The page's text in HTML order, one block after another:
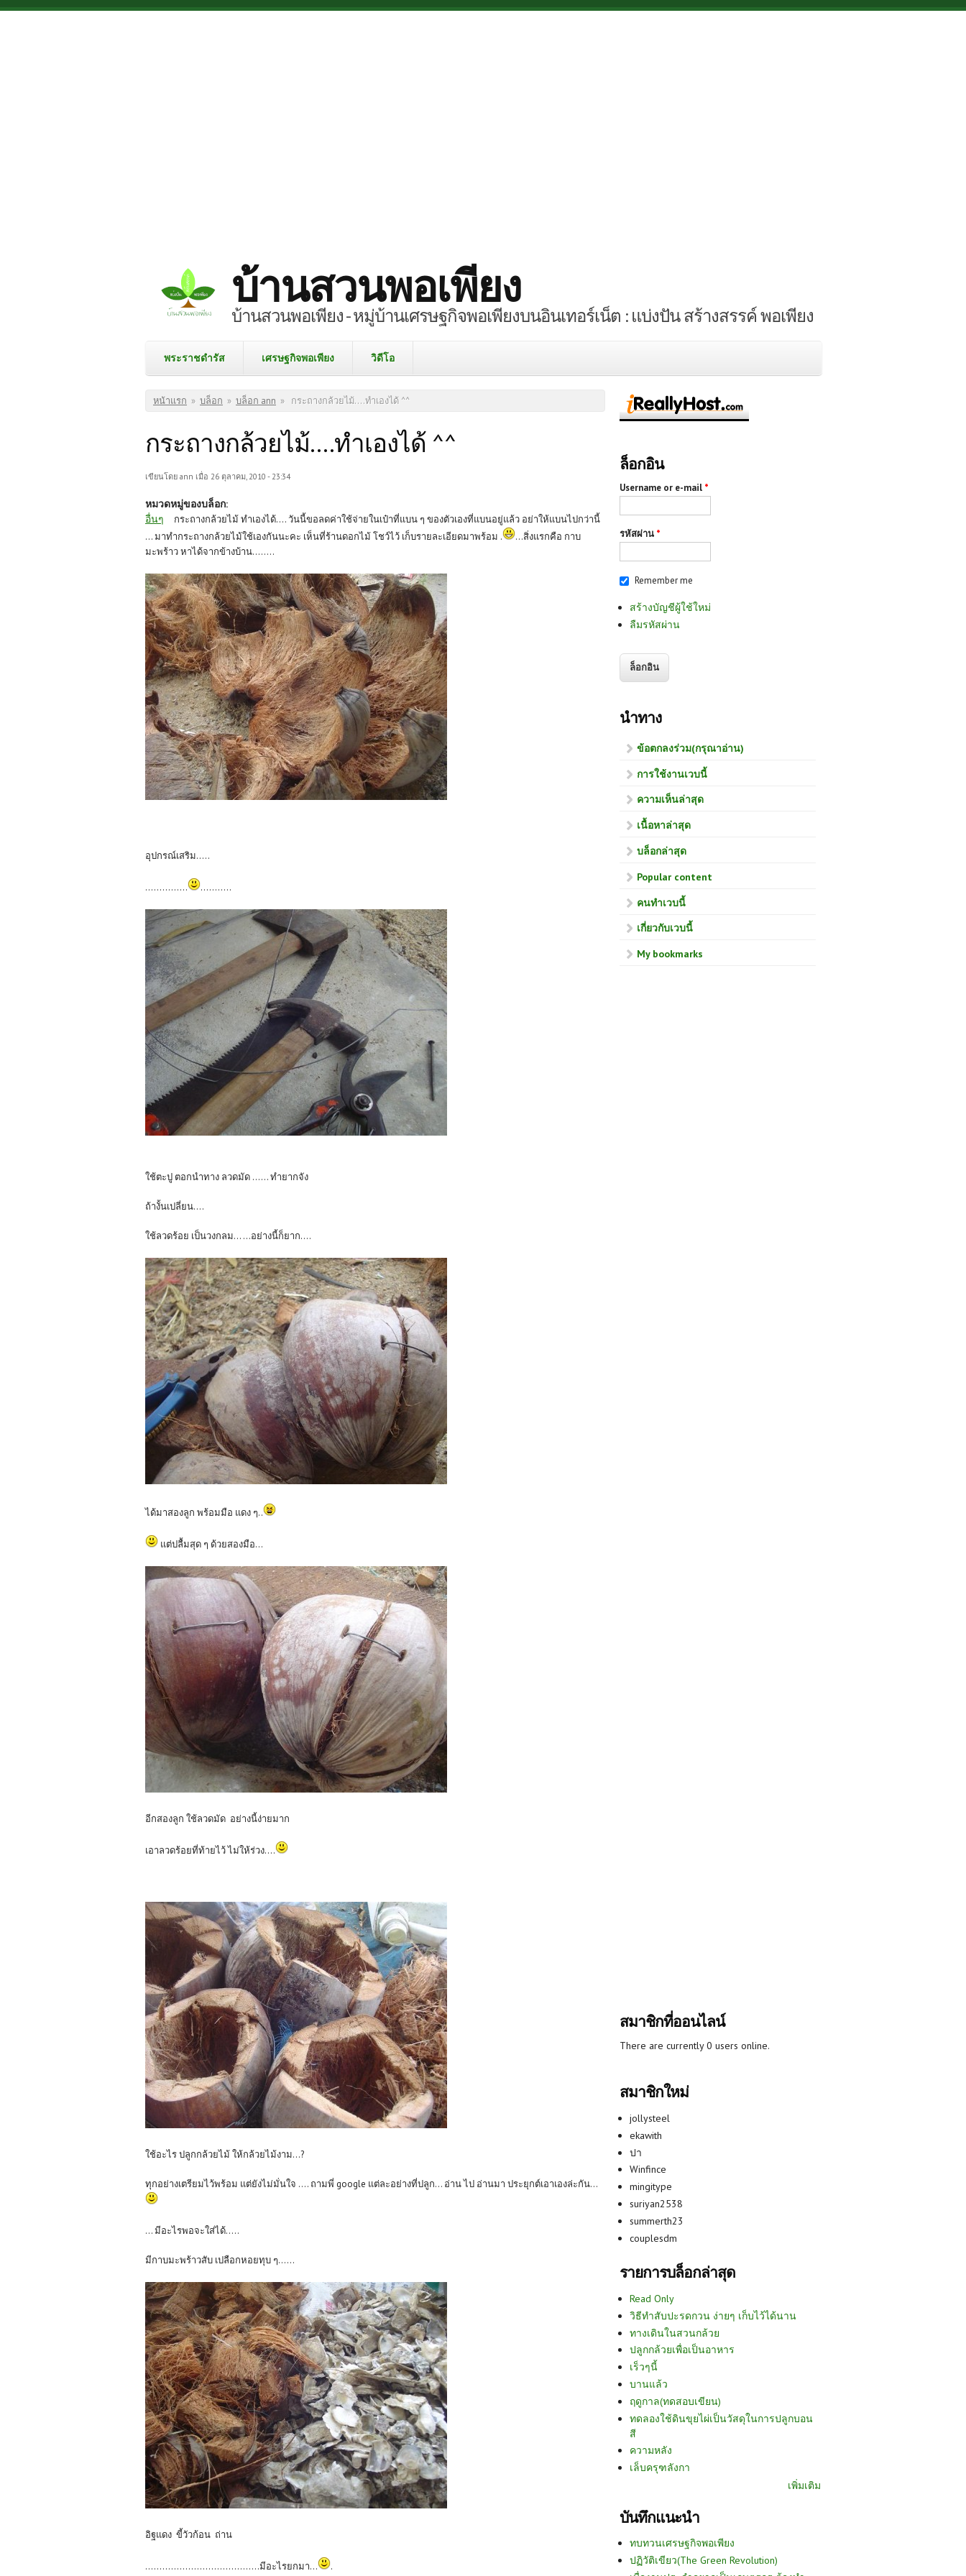
Skip to main content
บ้านสวนพอเพียง
บ้านสวนพอเพียง - หมู่บ้านเศรษฐกิจพอเพียงบนอินเทอร์เน็ต : แบ่งปัน สร้างสรรค์ พอเพียง
พระราชดำรัส เศรษฐกิจพอเพียง วิดีโอ
คุณอยู่ที่นี่
หน้าแรก » บล็อก » บล็อก ann » กระถางกล้วยไม้....ทำเองได้ ^^
กระถางกล้วยไม้....ทำเองได้ ^^
เขียนโดย ann เมื่อ 26 ตุลาคม, 2010 - 23:34
หมวดหมู่ของบล็อก:
อื่นๆ
กระถางกล้วยไม้ ทำเองได้.... วันนี้ขอลดค่าใช้จ่ายในเป๋าที่แบน ๆ ของตัวเองที่แบนอยู่แล้ว อย่าให้แบนไปกว่านี้
... มาทำกระถางกล้วยไม้ใช้เองกันนะคะ เห็นที่ร้านดอกไม้ โชว์ไว้ เก็บรายละเอียดมาพร้อม .
...สิ่งแรกคือ กาบ
มะพร้าว หาได้จากข้างบ้าน........
อุปกรณ์เสริม.....
............... ...........
ใช้ตะปู ตอกนำทาง ลวดมัด ...... ทำยากจัง
ถ้างั้นเปลี่ยน....
ใช้ลวดร้อย เป็นวงกลม... ...อย่างนี้ก็ยาก....
ได้มาสองลูก พร้อมมือ แดง ๆ..
แต่ปลื้มสุด ๆ ด้วยสองมือ...
อีกสองลูก ใช้ลวดมัด อย่างนี้ง่ายมาก
เอาลวดร้อยที่ท้ายไว้ ไม่ให้ร่วง....
ใช้อะไร ปลูกกล้วยไม้ ให้กล้วยไม้งาม...?
ทุกอย่างเตรียมไว้พร้อม แต่ยังไม่มั่นใจ .... ถามพี่ google แต่ละอย่างที่ปลูก... อ่าน ไป อ่านมา ประยุกต์เอาเองล่ะกัน...
... มีอะไรพอจะใส่ได้.....
มีกาบมะพร้าวสับ เปลือกหอยทุบ ๆ......
อิฐแดง ขี้วัวก้อน ถ่าน
........................................มีอะไรยกมา... .
ล็อกอิน
Username or e-mail *
รหัสผ่าน *
Remember me
สร้างบัญชีผู้ใช้ใหม่
ลืมรหัสผ่าน
นำทาง
ข้อตกลงร่วม(กรุณาอ่าน)
การใช้งานเวบนี้
ความเห็นล่าสุด
เนื้อหาล่าสุด
บล็อกล่าสุด
Popular content
คนทำเวบนี้
เกี่ยวกับเวบนี้
My bookmarks
สมาชิกที่ออนไลน์
There are currently 0 users online.
สมาชิกใหม่
jollysteel
ekawith
ปา
Winfince
mingitype
suriyan2538
summerth23
couplesdm
รายการบล็อกล่าสุด
Read Only
วิธีทำสับปะรดกวน ง่ายๆ เก็บไว้ได้นาน
ทางเดินในสวนกล้วย
ปลูกกล้วยเพื่อเป็นอาหาร
เร็วๆนี้
บานแล้ว
ฤดูกาล(ทดสอบเขียน)
ทดลองใช้ดินขุยไผ่เป็นวัสดุในการปลูกบอน
สี
ความหลัง
เล็บครุฑลังกา
เพิ่มเติม
บันทึกแนะนำ
ทบทวนเศรษฐกิจพอเพียง
ปฏิวัติเขียว(The Green Revolution)